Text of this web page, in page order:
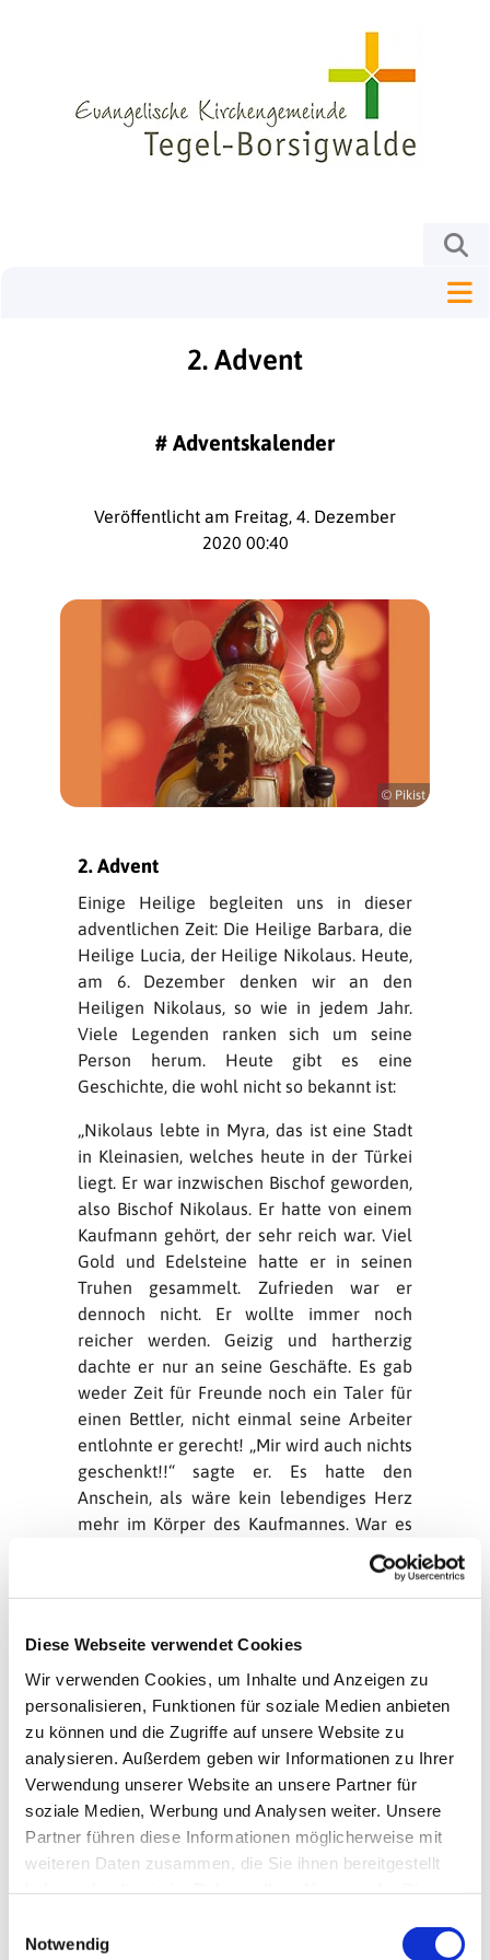
Diese Webseite verwendet Cookies
Wir verwenden Cookies, um Inhalte und Anzeigen zu
personalisieren, Funktionen für soziale Medien anbieten
zu können und die Zugriffe auf unsere Website zu
analysieren. Außerdem geben wir Informationen zu Ihrer
Verwendung unserer Website an unsere Partner für
soziale Medien, Werbung und Analysen weiter. Unsere
Partner führen diese Informationen möglicherweise mit
weiteren Daten zusammen, die Sie ihnen bereitgestellt
Notwendig
2. Advent
# Adventskalender
Veröffentlicht am Freitag, 4. Dezember
2020 00:40
© Pikist
2. Advent
Einige Heilige begleiten uns in dieser
adventlichen Zeit: Die Heilige Barbara, die
Heilige Lucia, der Heilige Nikolaus. Heute,
am 6. Dezember denken wir an den
Heiligen Nikolaus, so wie in jedem Jahr.
Viele Legenden ranken sich um seine
Person herum. Heute gibt es eine
Geschichte, die wohl nicht so bekannt ist:
„Nikolaus lebte in Myra, das ist eine Stadt
in Kleinasien, welches heute in der Türkei
liegt. Er war inzwischen Bischof geworden,
also Bischof Nikolaus. Er hatte von einem
Kaufmann gehört, der sehr reich war. Viel
Gold und Edelsteine hatte er in seinen
Truhen gesammelt. Zufrieden war er
dennoch nicht. Er wollte immer noch
reicher werden. Geizig und hartherzig
dachte er nur an seine Geschäfte. Es gab
weder Zeit für Freunde noch ein Taler für
einen Bettler, nicht einmal seine Arbeiter
entlohnte er gerecht! „Mir wird auch nichts
geschenkt!!“ sagte er. Es hatte den
Anschein, als wäre kein lebendiges Herz
mehr im Körper des Kaufmannes. War es
ein Stein geworden? Er wurde einsam,
niemand wollte gerne mehr bei ihm sein.
ist. So geht er eines Tages zu ihm und
klopft an seine Palasttür. Als der Kaufmann
sieht, dass der Bischof Nikolaus vor seiner
Tür steht, will er gar nicht öffnen. Er
befürchtet nämlich, dass dieser etwas von
seinem Geld haben möchte. „Dem Bischof
öffne ich nicht! Er sammelt doch immer für
arme Menschen und verschenkt all das
Geld!“ - „Ich habe nichts zu verschenken!“
nicht jeden Abend traurig, einsam und